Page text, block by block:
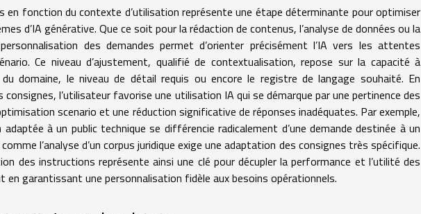
en fonction du contexte d’utilisation représente une étape déterminante pour optimiser
d’IA générative. Que ce soit pour la rédaction de contenus, l’analyse de données ou la
des demandes permet d’orienter précisément l’IA vers les attentes
Ce niveau d’ajustement, qualifié de contextualisation, repose sur la capacité à
domaine, le niveau de détail requis ou encore le registre de langage souhaité. En
l’utilisateur favorise une utilisation IA qui se démarque par une pertinence des
scenario et une réduction significative de réponses inadéquates. Par exemple,
à un public technique se différencie radicalement d’une demande destinée à un
l’analyse d’un corpus juridique exige une adaptation des consignes très spécifique.
des instructions représente ainsi une clé pour décupler la performance et l’utilité des
garantissant une personnalisation fidèle aux besoins opérationnels.